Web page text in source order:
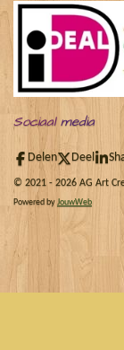
Sociaalmedia
Delen Deel
© 2021 - 2026 AG Art
Powered byJouwWeb